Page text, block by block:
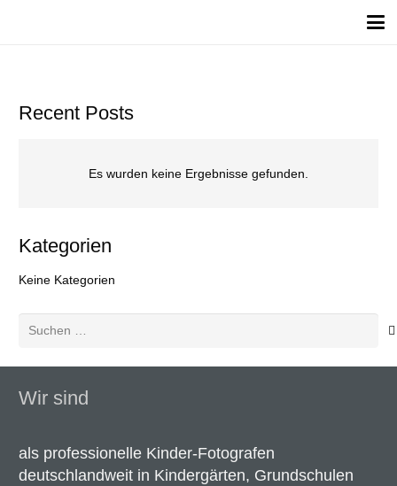
Recent Posts
Es wurden keine Ergebnisse gefunden.
Kategorien
Keine Kategorien
Wir sind
als professionelle Kinder-Fotografen
deutschlandweit in Kindergärten, Grundschulen